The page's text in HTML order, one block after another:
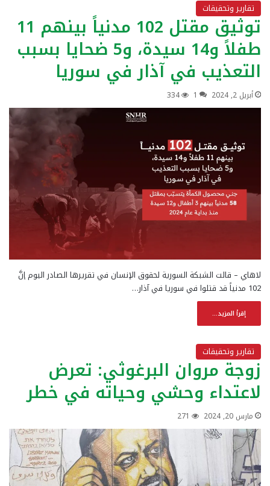
تقارير وتحقيقات
توثيق مقتل 102 مدنياً بينهم 11
طفلاً و14 سيدة، و5 ضحايا بسبب
التعذيب في آذار في سوريا
أبريل 2, 2024 1
334
لاهاي – قالت الشبكة السورية لحقوق الإنسان في تقريرها الصادر اليوم إنَّ
102 مدنياً قد قتلوا في سوريا في آذار…
إقرأ المزيد...
تقارير وتحقيقات
زوجة مروان البرغوثي: تعرض
لاعتداء وحشي وحياته في خطر
مارس 20, 2024 271